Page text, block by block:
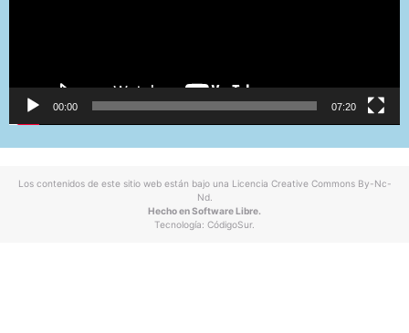
00:00 07:20
Los contenidos de este sitio web están bajo una Licencia Creative Commons By-Nc-
Nd.
Hecho en Software Libre.
Tecnología: CódigoSur.